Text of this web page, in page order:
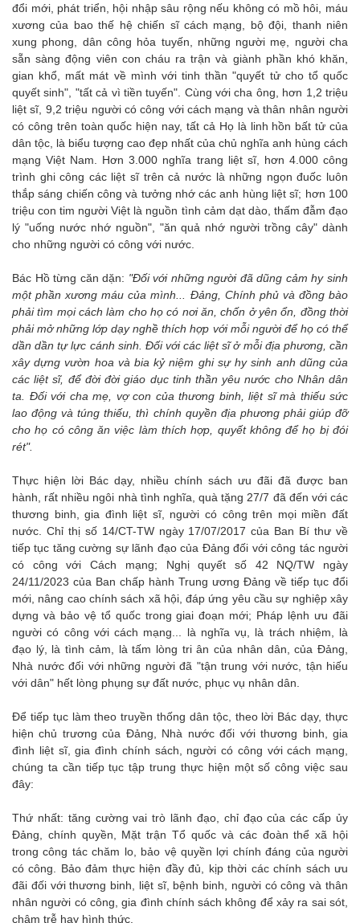
đổi mới, phát triển, hội nhập sâu rộng nếu không có mồ hôi, máu
xương của bao thế hệ chiến sĩ cách mạng, bộ đội, thanh niên
xung phong, dân công hỏa tuyến, những người mẹ, người cha
sẵn sàng động viên con cháu ra trận và giành phần khó khăn,
gian khổ, mất mát về mình với tinh thần "quyết tử cho tổ quốc
quyết sinh", "tất cả vì tiền tuyến". Cùng với cha ông, hơn 1,2 triệu
liệt sĩ, 9,2 triệu người có công với cách mạng và thân nhân người
có công trên toàn quốc hiện nay, tất cả Họ là linh hồn bất tử của
dân tộc, là biểu tượng cao đẹp nhất của chủ nghĩa anh hùng cách
mạng Việt Nam. Hơn 3.000 nghĩa trang liệt sĩ, hơn 4.000 công
trình ghi công các liệt sĩ trên cả nước là những ngọn đuốc luôn
thắp sáng chiến công và tưởng nhớ các anh hùng liệt sĩ; hơn 100
triệu con tim người Việt là nguồn tình cảm dạt dào, thấm đẫm đạo
lý "uống nước nhớ nguồn", "ăn quả nhớ người trồng cây" dành
cho những người có công với nước.
Bác Hồ từng căn dặn: "Đối với những người đã dũng cảm hy sinh
một phần xương máu của mình... Đảng, Chính phủ và đồng bào
phải tìm mọi cách làm cho họ có nơi ăn, chốn ở yên ổn, đồng thời
phải mở những lớp dạy nghề thích hợp với mỗi người để họ có thể
dần dần tự lực cánh sinh. Đối với các liệt sĩ ở mỗi địa phương, cần
xây dựng vườn hoa và bia kỷ niệm ghi sự hy sinh anh dũng của
các liệt sĩ, để đời đời giáo dục tinh thần yêu nước cho Nhân dân
ta. Đối với cha mẹ, vợ con của thương binh, liệt sĩ mà thiếu sức
lao động và túng thiếu, thì chính quyền địa phương phải giúp đỡ
cho họ có công ăn việc làm thích hợp, quyết không để họ bị đói
rét".
Thực hiện lời Bác dạy, nhiều chính sách ưu đãi đã được ban
hành, rất nhiều ngôi nhà tình nghĩa, quà tặng 27/7 đã đến với các
thương binh, gia đình liệt sĩ, người có công trên mọi miền đất
nước. Chỉ thị số 14/CT-TW ngày 17/07/2017 của Ban Bí thư về
tiếp tục tăng cường sự lãnh đạo của Đảng đối với công tác người
có công với Cách mạng; Nghị quyết số 42 NQ/TW ngày
24/11/2023 của Ban chấp hành Trung ương Đảng về tiếp tục đổi
mới, nâng cao chính sách xã hội, đáp ứng yêu cầu sự nghiệp xây
dựng và bảo vệ tổ quốc trong giai đoạn mới; Pháp lệnh ưu đãi
người có công với cách mạng... là nghĩa vụ, là trách nhiệm, là
đạo lý, là tình cảm, là tấm lòng tri ân của nhân dân, của Đảng,
Nhà nước đối với những người đã "tận trung với nước, tận hiếu
với dân" hết lòng phụng sự đất nước, phục vụ nhân dân.
Để tiếp tục làm theo truyền thống dân tộc, theo lời Bác dạy, thực
hiện chủ trương của Đảng, Nhà nước đối với thương binh, gia
đình liệt sĩ, gia đình chính sách, người có công với cách mạng,
chúng ta cần tiếp tục tập trung thực hiện một số công việc sau
đây:
Thứ nhất: tăng cường vai trò lãnh đạo, chỉ đạo của các cấp ủy
Đảng, chính quyền, Mặt trận Tổ quốc và các đoàn thể xã hội
trong công tác chăm lo, bảo vệ quyền lợi chính đáng của người
có công. Bảo đảm thực hiện đầy đủ, kịp thời các chính sách ưu
đãi đối với thương binh, liệt sĩ, bệnh binh, người có công và thân
nhân người có công, gia đình chính sách không để xảy ra sai sót,
chậm trễ hay hình thức.